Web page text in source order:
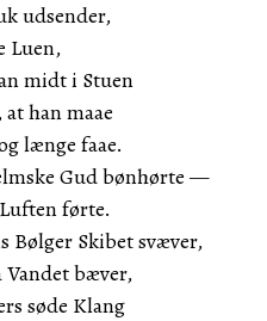
udsender,
Luen,
midt i Stuen
han maae
længe faae.
Gud bønhørte —
førte.
Bølger Skibet svæver,
Vandet bæver,
søde Klang